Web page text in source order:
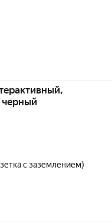
с заземлением)